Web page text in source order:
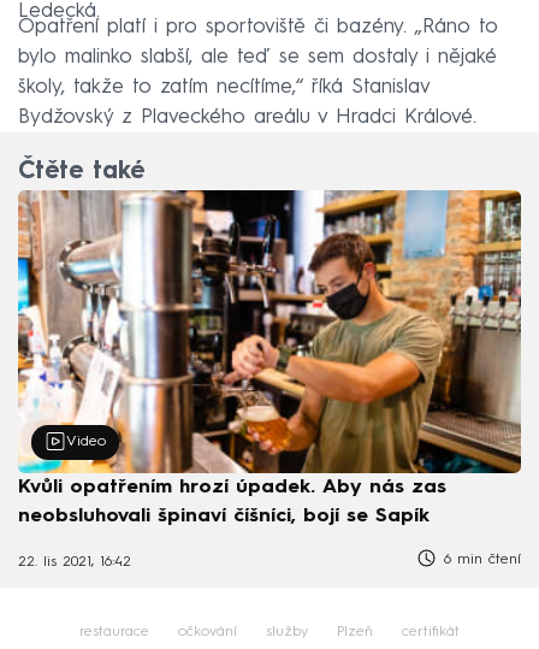
Ledecká.
Opatření platí i pro sportoviště či bazény. „Ráno to
bylo malinko slabší, ale teď se sem dostaly i nějaké
školy, takže to zatím necítíme,“ říká Stanislav
Bydžovský z Plaveckého areálu v Hradci Králové.
Čtěte také
Video
Kvůli opatřením hrozí úpadek. Aby nás zas
neobsluhovali špinaví číšníci, bojí se Sapík
22. lis 2021, 16:42 6 min čtení
restaurace očkování služby Plzeň certifikát